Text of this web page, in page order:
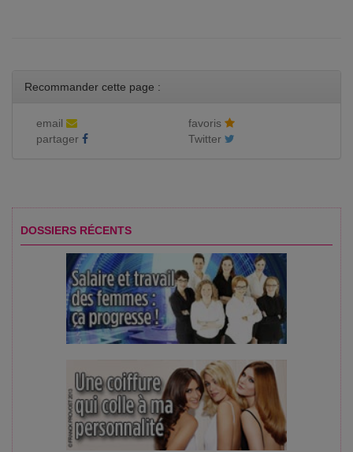
Recommander cette page :
email
favoris
partager
Twitter
DOSSIERS RÉCENTS